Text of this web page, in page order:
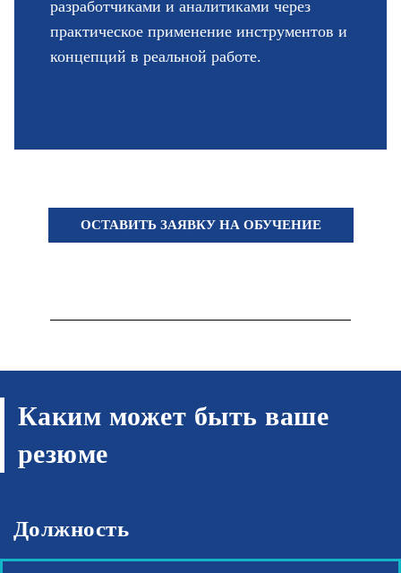
разработчиками и аналитиками через
практическое применение инструментов и
концепций в реальной работе.
ОСТАВИТЬ ЗАЯВКУ НА ОБУЧЕНИЕ
Каким может быть ваше
резюме
Должность